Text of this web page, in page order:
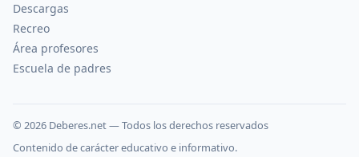
Descargas
Recreo
Área profesores
Escuela de padres
© 2026 Deberes.net — Todos los derechos reservados
Contenido de carácter educativo e informativo.